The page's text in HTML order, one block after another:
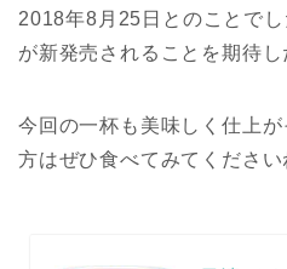
2018年8月25日とのことで
が新発売されることを期待し
今回の一杯も美味しく仕上
方はぜひ食べてみてください